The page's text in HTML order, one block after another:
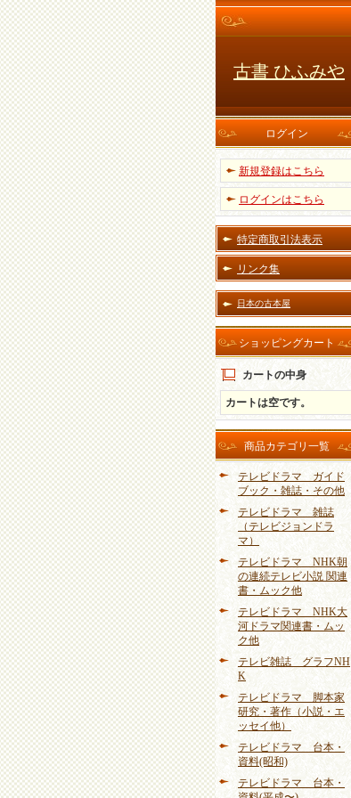
古書 ひふみや
ログイン
新規登録はこちら
ログインはこちら
特定商取引法表示
リンク集
日本の古本屋
ショッピングカート
カートの中身
カートは空です。
商品カテゴリ一覧
テレビドラマ ガイド
ブック・雑誌・その他
テレビドラマ 雑誌
（テレビジョンドラ
マ）
テレビドラマ NHK朝
の連続テレビ小説 関連
書・ムック他
テレビドラマ NHK大
河ドラマ関連書・ムッ
ク他
テレビ雑誌 グラフNH
K
テレビドラマ 脚本家
研究・著作（小説・エ
ッセイ他）
テレビドラマ 台本・
資料(昭和)
テレビドラマ 台本・